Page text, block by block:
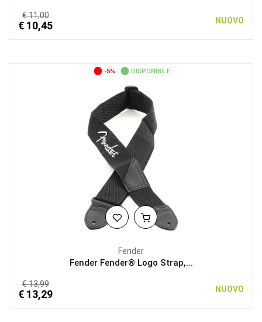
€ 11,00
€ 10,45 NUOVO
-5% DISPONIBILE
Fender
Fender Fender® Logo Strap,...
€ 13,99
€ 13,29 NUOVO